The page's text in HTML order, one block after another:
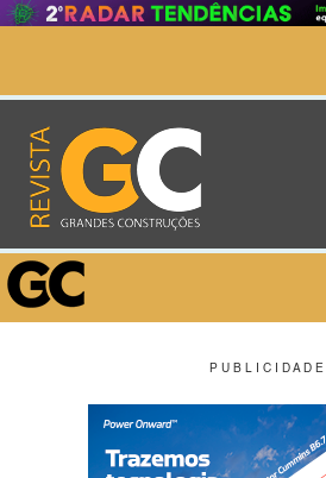
P U B L I C I D A D E